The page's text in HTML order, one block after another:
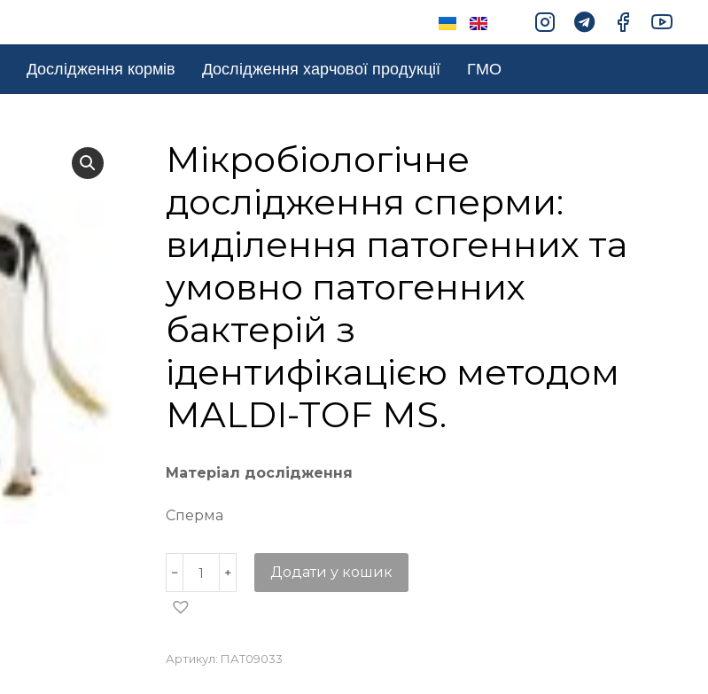
Дослідження кормів Дослідження харчової продукції ГМО
Мікробіологічне
дослідження сперми:
виділення патогенних та
умовно патогенних
бактерій з
ідентифікацією методом
MALDI-TOF MS.
Матеріал дослідження
Сперма
Додати у кошик
Артикул: ПАТ09033